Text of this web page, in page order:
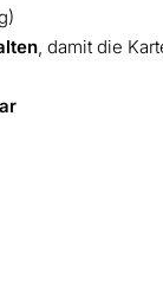
, damit die